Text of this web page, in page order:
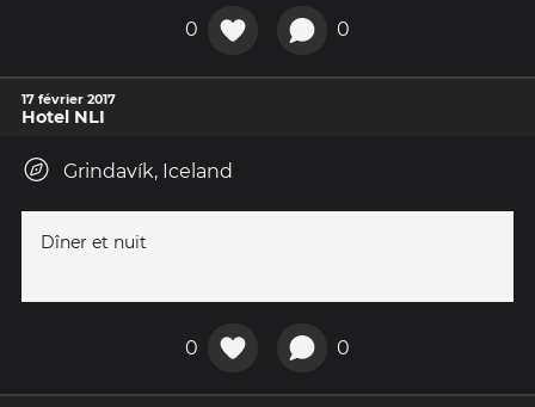
0 0
17 février 2017
Hotel NLI
Grindavík, Iceland
Dîner et nuit
0 0